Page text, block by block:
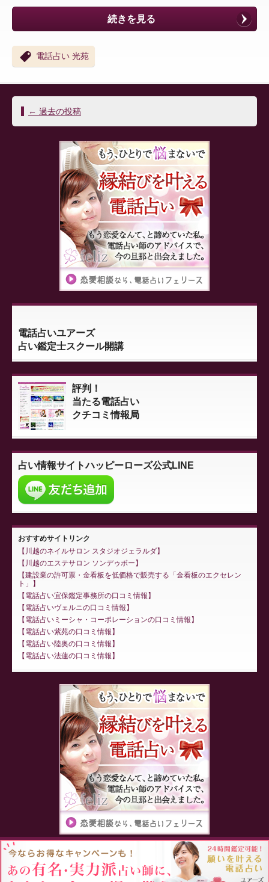
続きを見る
電話占い 光苑
投 ← 過去の投稿
電話占いユアーズ
占い鑑定士スクール開講
評判！
当たる電話占い
クチコミ情報局
占い情報サイトハッピーローズ公式LINE
おすすめサイトリンク
川越のネイルサロン スタジオジェラルダ
川越のエステサロン ソンデゥボー
建設業の許可票・金看板を低価格で販売する「金看板のエクセレン
ト」
電話占い宜保鑑定事務所の口コミ情報
電話占いヴェルニの口コミ情報
電話占いミーシャ・コーポレーションの口コミ情報
電話占い紫苑の口コミ情報
電話占い陸奥の口コミ情報
電話占い法蓮の口コミ情報
Proudly powered by WordPress